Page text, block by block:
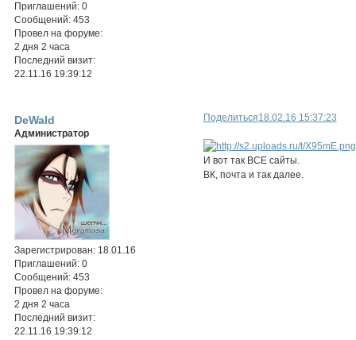
Приглашений: 0
Сообщений: 453
Провел на форуме:
2 дня 2 часа
Последний визит:
22.11.16 19:39:12
Поделиться18.02.16 15:37:23
DeWald
Администратор
Зарегистрирован: 18.01.16
Приглашений: 0
Сообщений: 453
Провел на форуме:
2 дня 2 часа
Последний визит:
22.11.16 19:39:12
И вот так ВСЕ сайты.
ВК, почта и так далее.